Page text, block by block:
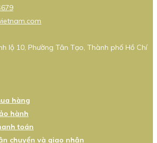
lộ 10, Phường Tân Tạo, Thành phố Hồ Chí
hàng
hành
toán
chuyển và giao nhận